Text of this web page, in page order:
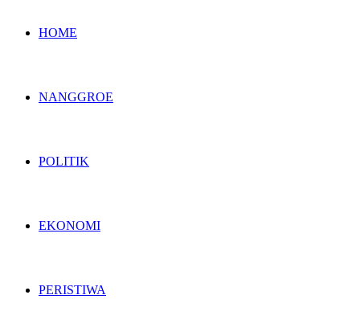
HOME
NANGGROE
POLITIK
EKONOMI
PERISTIWA